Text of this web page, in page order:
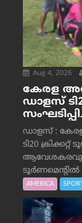
Aug 4, 2026
കേരള
ഡാളസ്
ഡാളസ് :
ടി20
AMERICA